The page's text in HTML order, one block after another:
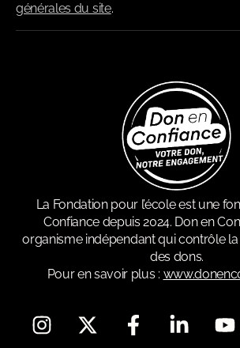
générales du site.
La Fondation pour l’école est une
Confiance depuis 2024. Don en
organisme indépendant qui contrôle
des dons.
Pour en savoir plus :